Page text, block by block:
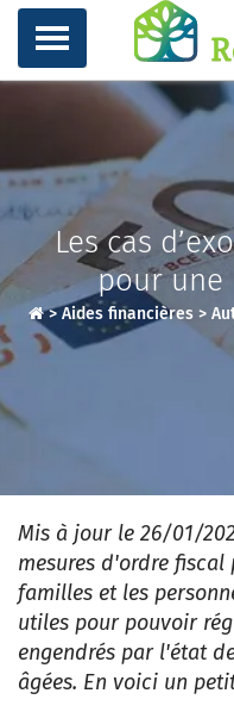
Les cas
pour une
>Aides financières >
Mis à jour le 26/01/
mesures d'ordre
familles et les
utiles pour pouvoir
engendrés par l'état
âgées. En voici un